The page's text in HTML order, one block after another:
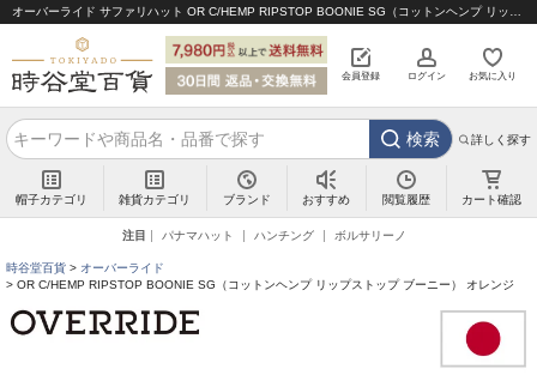
会員登録 ログイン お気に入り
検索 詳しく探す
帽子カテゴリ 雑貨カテゴリ ブランド おすすめ 閲覧履歴 カート確認
注目 パナマハット ハンチング ボルサリーノ
時谷堂百貨
オーバーライド
OR C/HEMP RIPSTOP BOONIE SG（コットンヘンプ リップストップ ブーニー） オレンジ